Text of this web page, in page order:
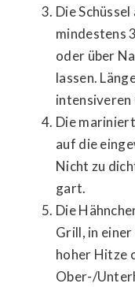
Die
mindestens
oder über
lassen.
intensiveren
Die
auf die
Nicht zu
gart.
Die
Grill, in
hoher Hitze
Ober-/